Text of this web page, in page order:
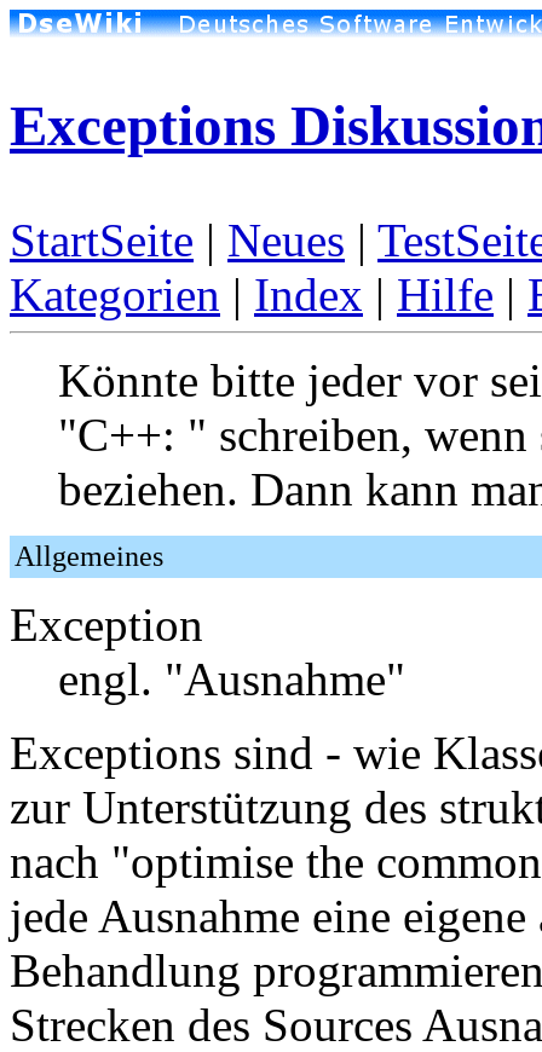
Exceptions
StartSeite | Neues |
Kategorien | Index | Hilfe |
Könnte bitte jeder vor
"C++: " schreiben, wenn
beziehen. Dann kann
Allgemeines
Exception
engl. "Ausnahme"
Exceptions sind - wie
zur Unterstützung des
nach "optimise the
jede Ausnahme eine
Behandlung
Strecken des Sources